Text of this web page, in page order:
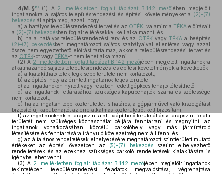
4/M. § 67 (1) A 2. mellékletben foglalt táblázat B:142 mezőjében megjelölt
ingatlanokra a sajátos településrendezési és építési követelményeket a (2)–(7)
bekezdés állapítja meg, azzal, hogy
a) a hatályos településrendezési tervet és az OTÉK , valamint a TÉKA előírásait
a (2)–(7) bekezdésben foglalt eltérésekkel kell alkalmazni, és
b) ha a hatályos településrendezési terv és az OTÉK vagy TÉKA a beépítés
(2)–(7) bekezdésben meghatározott sajátos szabályaival ellentétes vagy azzal
össze nem egyeztethető előírást tartalmaz, akkor a településrendezési tervet és
az OTÉK-ot vagy TÉKA-t nem lehet alkalmazni.
(2) A 2. mellékletben foglalt táblázat B:142 mezőjében megjelölt ingatlanokra
alkalmazandó sajátos településrendezési és építési követelmények a következők:
a) a kialakítható telek legkisebb területe nem korlátozott,
b) az építési hely az érintett ingatlanok teljes területe,
c) az ingatlanokon nyitott vagy részben fedett gépkocsilehajtó létesíthető,
d) az ingatlanok feltárásához szükséges kapubehajtók száma és szélessége
nem korlátozott,
e) ha az ingatlan több közterülettel is határos, a gépjárművel való kiszolgálást
biztosító új kapubehajtót az erre alkalmas közterületről kell biztosítani,
f) az ingatlanoknak a terepszint alatt beépíthető területét és a terepszint feletti
területét nem szükséges közhasználat céljára fenntartani és megnyitni, az
ingatlanok vonatkozásában közcélú parkolóhely vagy más járműtároló
létesítésére és fenntartására irányuló kötelezettség nem áll fenn, és
g) az általános rendeltetések elhelyezésére meghatározott szintterületi mutató
értékeket az építési övezetben az (5)–(7) bekezdésszerint elhelyezhető
rendeltetések és az ezekhez szükséges parkoló rendeltetések kialakítására is
igénybe lehet venni.
(3) A 2. mellékletben foglalt táblázat B:142 mezőjében megjelölt ingatlanok
tekintetében településrendezési feladatok megvalósítása, végrehajtása